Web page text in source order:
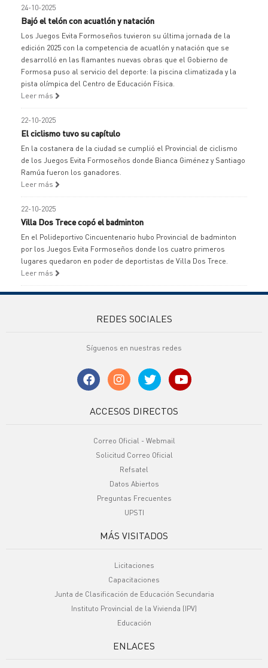
24-10-2025
Bajó el telón con acuatlón y natación
Los Juegos Evita Formoseños tuvieron su última jornada de la
edición 2025 con la competencia de acuatlón y natación que se
desarrolló en las flamantes nuevas obras que el Gobierno de
Formosa puso al servicio del deporte: la piscina climatizada y la
pista olímpica del Centro de Educación Física.
Leer más
22-10-2025
El ciclismo tuvo su capítulo
En la costanera de la ciudad se cumplió el Provincial de ciclismo
de los Juegos Evita Formoseños donde Bianca Giménez y Santiago
Ramúa fueron los ganadores.
Leer más
22-10-2025
Villa Dos Trece copó el badminton
En el Polideportivo Cincuentenario hubo Provincial de badminton
por los Juegos Evita Formoseños donde los cuatro primeros
lugares quedaron en poder de deportistas de Villa Dos Trece.
Leer más
REDES SOCIALES
Síguenos en nuestras redes
ACCESOS DIRECTOS
Correo Oficial - Webmail
Solicitud Correo Oficial
Refsatel
Datos Abiertos
Preguntas Frecuentes
UPSTI
MÁS VISITADOS
Licitaciones
Capacitaciones
Junta de Clasificación de Educación Secundaria
Instituto Provincial de la Vivienda (IPV)
Educación
ENLACES